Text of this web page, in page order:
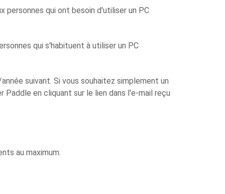
personnes qui ont besoin d'utiliser un PC
qui s'habituent à utiliser un PC
suivant. Si vous souhaitez simplement un
en cliquant sur le lien dans l'e-mail reçu
au maximum.